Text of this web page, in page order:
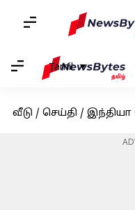
Tamil
வீடு / செய்தி / இந்தியா